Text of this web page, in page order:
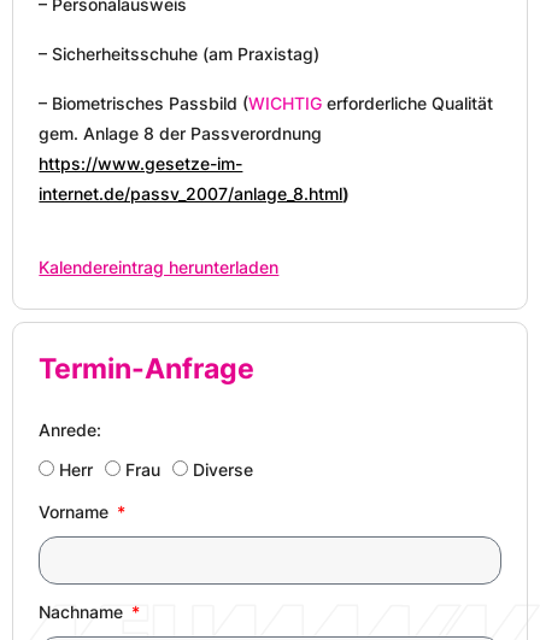
– Personalausweis
– Sicherheitsschuhe (am Praxistag)
– Biometrisches Passbild (WICHTIGerforderliche Qualität
gem. Anlage 8 der Passverordnung
https://www.gesetze-im-
internet.de/passv_2007/anlage_8.html)
Kalendereintrag herunterladen
Termin-Anfrage
Anrede:
Herr
Frau Diverse
Vorname
Nachname